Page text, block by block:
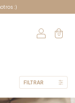
:)
0
FILTRAR